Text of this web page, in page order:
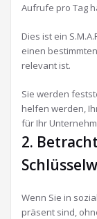
Aufrufe pro Tag
Dies ist ein
einen
relevant ist.
Sie werden
helfen werden,
für Ihr
2.
Wenn Sie in
präsent sind,